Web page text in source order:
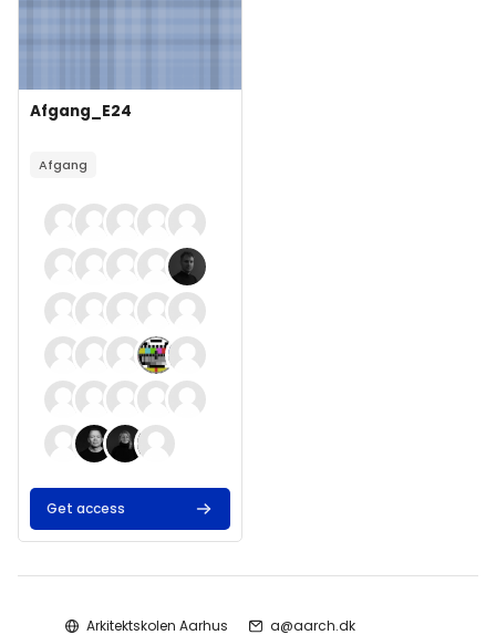
Forsidebillede
Kursusnavn
Afgang_E24
Afgang
Get access
Arkitektskolen Aarhus a@aarch.dk